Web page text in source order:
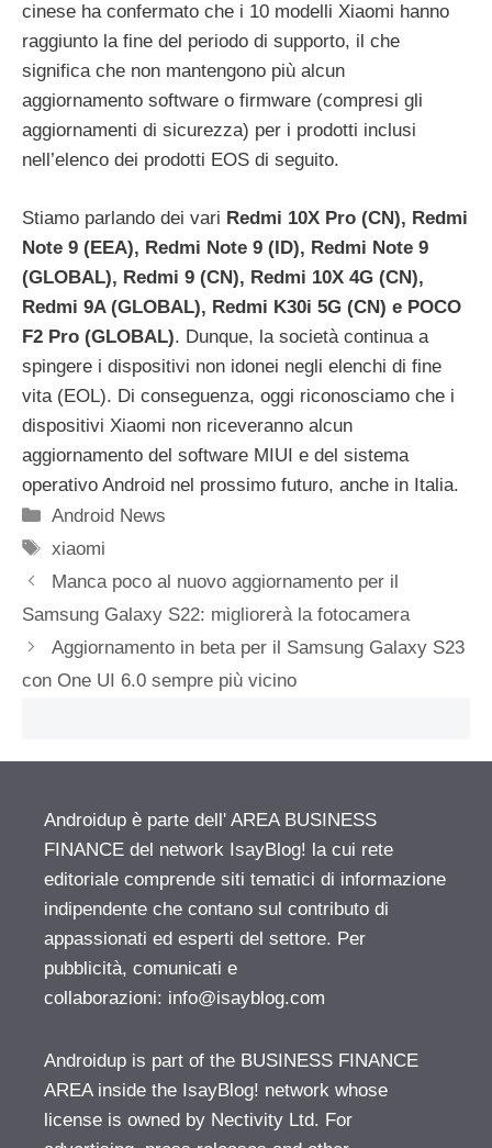
cinese ha confermato che i 10 modelli Xiaomi hanno
raggiunto la fine del periodo di supporto, il che
significa che non mantengono più alcun
aggiornamento software o firmware (compresi gli
aggiornamenti di sicurezza) per i prodotti inclusi
nell’elenco dei prodotti EOS di seguito.
Stiamo parlando dei vari Redmi 10X Pro (CN), Redmi
Note 9 (EEA), Redmi Note 9 (ID), Redmi Note 9
(GLOBAL), Redmi 9 (CN), Redmi 10X 4G (CN),
Redmi 9A (GLOBAL), Redmi K30i 5G (CN) e POCO
F2 Pro (GLOBAL). Dunque, la società continua a
spingere i dispositivi non idonei negli elenchi di fine
vita (EOL). Di conseguenza, oggi riconosciamo che i
dispositivi Xiaomi non riceveranno alcun
aggiornamento del software MIUI e del sistema
operativo Android nel prossimo futuro, anche in Italia.
Categorie
Android News
Tag
xiaomi
Manca poco al nuovo aggiornamento per il
Samsung Galaxy S22: migliorerà la fotocamera
Aggiornamento in beta per il Samsung Galaxy S23
con One UI 6.0 sempre più vicino
Androidup è parte dell' AREA BUSINESS
FINANCE del network IsayBlog! la cui rete
editoriale comprende siti tematici di informazione
indipendente che contano sul contributo di
appassionati ed esperti del settore. Per
pubblicità, comunicati e
collaborazioni: info@isayblog.com
Androidup is part of the BUSINESS FINANCE
AREA inside the IsayBlog! network whose
license is owned by Nectivity Ltd. For